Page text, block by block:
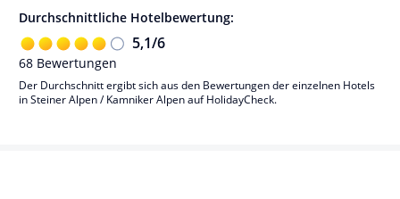
Durchschnittliche Hotelbewertung:
5,1/6
68 Bewertungen
Der Durchschnitt ergibt sich aus den Bewertungen der einzelnen Hotels
in Steiner Alpen / Kamniker Alpen auf HolidayCheck.